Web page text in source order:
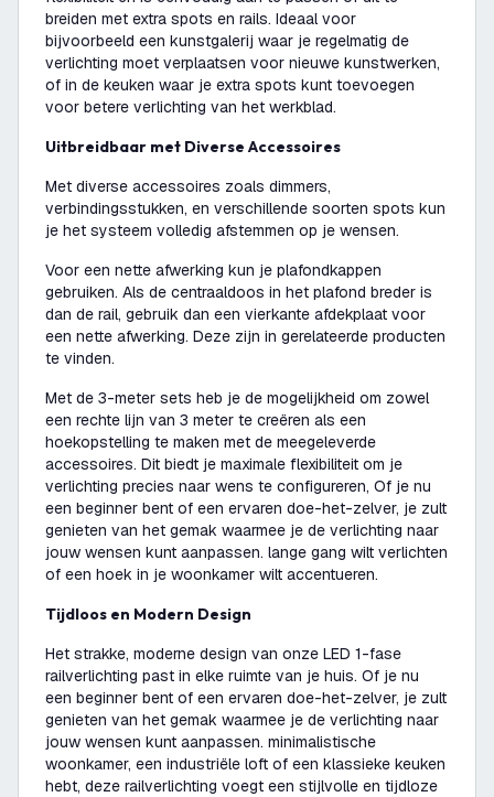
breiden met extra spots en rails. Ideaal voor
bijvoorbeeld een kunstgalerij waar je regelmatig de
verlichting moet verplaatsen voor nieuwe kunstwerken,
of in de keuken waar je extra spots kunt toevoegen
voor betere verlichting van het werkblad.
Uitbreidbaar met Diverse Accessoires
Met diverse accessoires zoals dimmers,
verbindingsstukken, en verschillende soorten spots kun
je het systeem volledig afstemmen op je wensen.
Voor een nette afwerking kun je plafondkappen
gebruiken. Als de centraaldoos in het plafond breder is
dan de rail, gebruik dan een vierkante afdekplaat voor
een nette afwerking. Deze zijn in gerelateerde producten
te vinden.
Met de 3-meter sets heb je de mogelijkheid om zowel
een rechte lijn van 3 meter te creëren als een
hoekopstelling te maken met de meegeleverde
accessoires. Dit biedt je maximale flexibiliteit om je
verlichting precies naar wens te configureren, Of je nu
een beginner bent of een ervaren doe-het-zelver, je zult
genieten van het gemak waarmee je de verlichting naar
jouw wensen kunt aanpassen. lange gang wilt verlichten
of een hoek in je woonkamer wilt accentueren.
Tijdloos en Modern Design
Het strakke, moderne design van onze LED 1-fase
railverlichting past in elke ruimte van je huis. Of je nu
een beginner bent of een ervaren doe-het-zelver, je zult
genieten van het gemak waarmee je de verlichting naar
jouw wensen kunt aanpassen. minimalistische
woonkamer, een industriële loft of een klassieke keuken
hebt, deze railverlichting voegt een stijlvolle en tijdloze